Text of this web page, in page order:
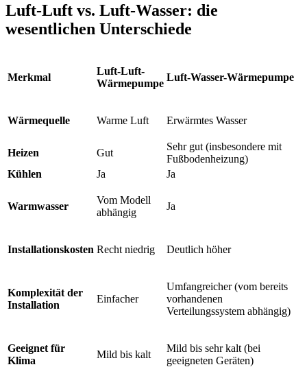
Luft-Luft vs. Luft-Wasser: die
wesentlichen Unterschiede
Merkmal
Luft-Luft-
Wärmepumpe
Luft-Wasser-Wärmepumpe
Wärmequelle Warme Luft Erwärmtes Wasser
Heizen Gut
Sehr gut (insbesondere mit
Fußbodenheizung)
Kühlen
Ja Ja
Warmwasser
Vom Modell
abhängig
Ja
Installationskosten Recht niedrig Deutlich höher
Komplexität der
Installation
Einfacher
Umfangreicher (vom bereits
vorhandenen
Verteilungssystem abhängig)
Geeignet für
Klima
Mild bis kalt
Mild bis sehr kalt (bei
geeigneten Geräten)